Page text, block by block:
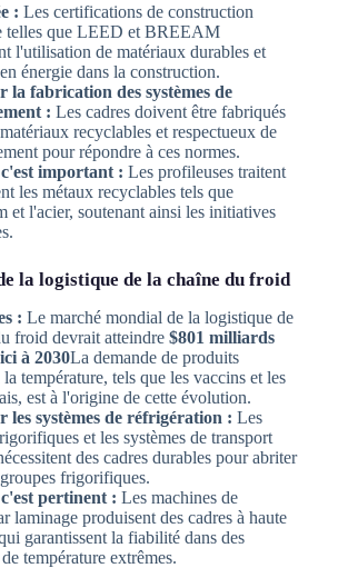
: Les certifications de construction
telles que LEED et BREEAM
l'utilisation de matériaux durables et
énergie dans la construction.
la fabrication des systèmes de
: Les cadres doivent être fabriqués
recyclables et respectueux de
pour répondre à ces normes.
important : Les profileuses traitent
les métaux recyclables tels que
et l'acier, soutenant ainsi les initiatives
la logistique de la chaîne du froid
: Le marché mondial de la logistique de
froid devrait atteindre $801 milliards
à 2030La demande de produits
la température, tels que les vaccins et les
est à l'origine de cette évolution.
les systèmes de réfrigération : Les
et les systèmes de transport
des cadres durables pour abriter
frigorifiques.
pertinent : Les machines de
laminage produisent des cadres à haute
garantissent la fiabilité dans des
température extrêmes.